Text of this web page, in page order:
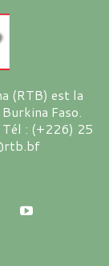
(RTB) est la
Faso.
Tél : (+226) 25